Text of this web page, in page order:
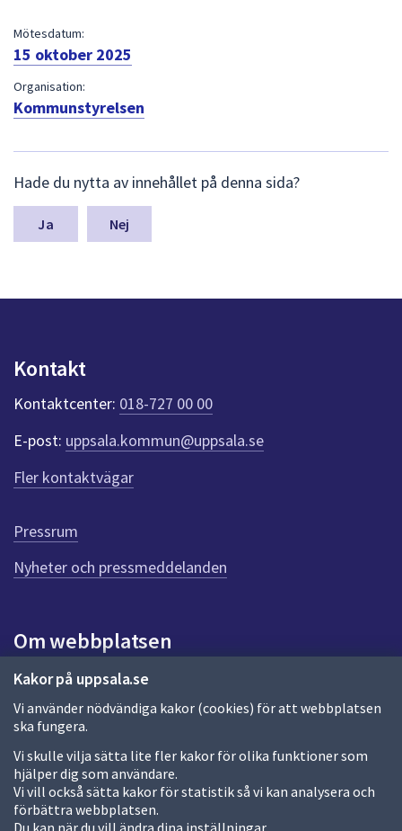
Kakor på uppsala.se
Vi använder nödvändiga kakor (cookies) för att webbplatsen
ska fungera.
Vi skulle vilja sätta lite fler kakor för olika funktioner som
hjälper dig som användare.
Vi vill också sätta kakor för statistik så vi kan analysera och
förbättra webbplatsen.
Du kan när du vill ändra dina inställningar.
Mötesdatum:
15 oktober 2025
Organisation:
Kommunstyrelsen
ä
m
a
n
k
t
e
r
f
ö
r
e
n
n
a
d
a
Hade du nytta av innehållet på denna sida?
Nej
Kontakt
Kontaktcenter: 018-727 00 00
E-post: uppsala.kommun@uppsala.se
Fler kontaktvägar
Pressrum
Nyheter och pressmeddelanden
Om webbplatsen
Om webbplatsen
Allmänna handlingar och diarium
Behandling av personuppgifter
Kakor
Språk (other languages)